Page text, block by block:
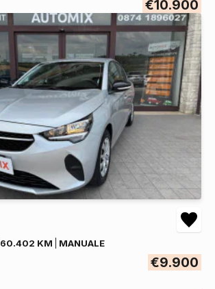
€10.900
60.402 KM
MANUALE
€9.900